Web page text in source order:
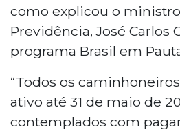
como explicou o
Previdência, José Carlos
programa Brasil em
“Todos os
ativo até 31 de maio de
contemplados com